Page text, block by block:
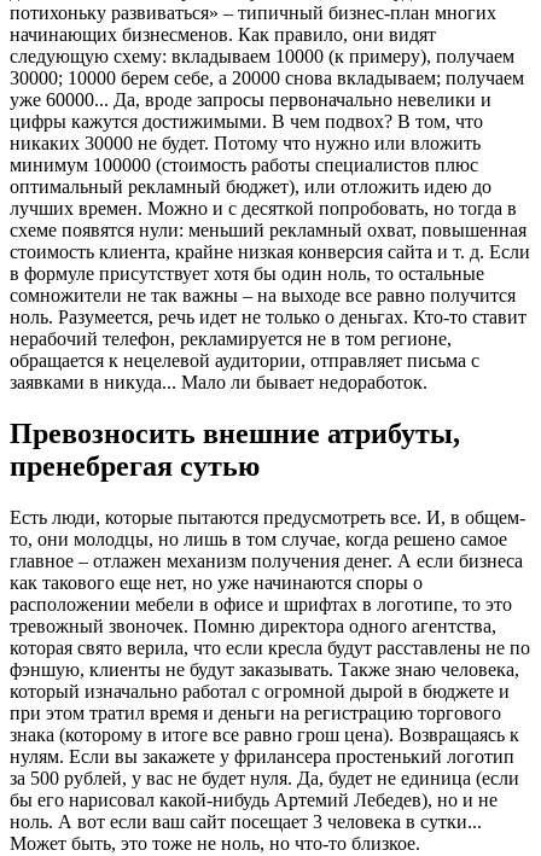
потихоньку развиваться» – типичный бизнес-план многих
начинающих бизнесменов. Как правило, они видят
следующую схему: вкладываем 10000 (к примеру), получаем
30000; 10000 берем себе, а 20000 снова вкладываем; получаем
уже 60000... Да, вроде запросы первоначально невелики и
цифры кажутся достижимыми. В чем подвох? В том, что
никаких 30000 не будет. Потому что нужно или вложить
минимум 100000 (стоимость работы специалистов плюс
оптимальный рекламный бюджет), или отложить идею до
лучших времен. Можно и с десяткой попробовать, но тогда в
схеме появятся нули: меньший рекламный охват, повышенная
стоимость клиента, крайне низкая конверсия сайта и т. д. Если
в формуле присутствует хотя бы один ноль, то остальные
сомножители не так важны – на выходе все равно получится
ноль. Разумеется, речь идет не только о деньгах. Кто-то ставит
нерабочий телефон, рекламируется не в том регионе,
обращается к нецелевой аудитории, отправляет письма с
заявками в никуда... Мало ли бывает недоработок.
Превозносить внешние атрибуты,
пренебрегая сутью
Есть люди, которые пытаются предусмотреть все. И, в общем-
то, они молодцы, но лишь в том случае, когда решено самое
главное – отлажен механизм получения денег. А если бизнеса
как такового еще нет, но уже начинаются споры о
расположении мебели в офисе и шрифтах в логотипе, то это
тревожный звоночек. Помню директора одного агентства,
которая свято верила, что если кресла будут расставлены не по
фэншую, клиенты не будут заказывать. Также знаю человека,
который изначально работал с огромной дырой в бюджете и
при этом тратил время и деньги на регистрацию торгового
знака (которому в итоге все равно грош цена). Возвращаясь к
нулям. Если вы закажете у фрилансера простенький логотип
за 500 рублей, у вас не будет нуля. Да, будет не единица (если
бы его нарисовал какой-нибудь Артемий Лебедев), но и не
ноль. А вот если ваш сайт посещает 3 человека в сутки...
Может быть, это тоже не ноль, но что-то близкое.